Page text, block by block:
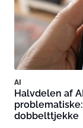
AI
Halvdelen af
dobbelttjekke